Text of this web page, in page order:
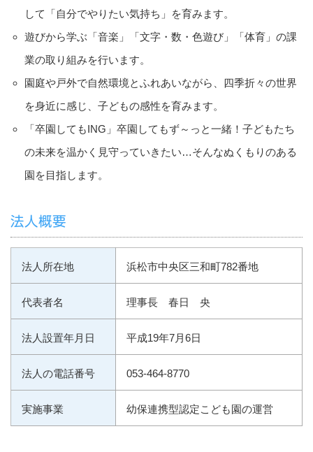
して「自分でやりたい気持ち」を育みます。
遊びから学ぶ「音楽」「文字・数・色遊び」「体育」の課
業の取り組みを行います。
園庭や戸外で自然環境とふれあいながら、四季折々の世界
を身近に感じ、子どもの感性を育みます。
「卒園してもING」卒園してもず～っと一緒！子どもたち
の未来を温かく見守っていきたい…そんなぬくもりのある
園を目指します。
法人概要
法人所在地 浜松市中央区三和町782番地
代表者名 理事長 春日 央
法人設置年月日 平成19年7月6日
法人の電話番号 053-464-8770
実施事業 幼保連携型認定こども園の運営